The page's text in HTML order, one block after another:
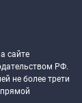
сайте
РФ.
не более трети